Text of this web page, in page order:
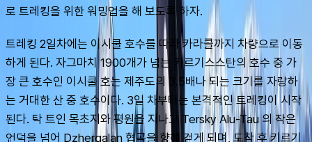
로 트레킹을 위한 워밍업을 해 보도록 하자.
트레킹 2일차에는 이시쿨 호수를 따라 카라콜까지 차량으로 이동
하게 된다. 자그마치 1900개가 넘는 키르기스스탄의 호수 중 가
장 큰 호수인 이시쿨 호는 제주도의 3.5배나 되는 크기를 자랑하
는 거대한 산 중 호수이다. 3일 차부터는 본격적인 트레킹이 시작
된다. 탁 트인 목초지와 평원을 지나고 Tersky Alu-Tau 의 작은
언덕을 넘어 Dzhergalan 협곡을 향해 걷게 되며, 도착 후 키르기